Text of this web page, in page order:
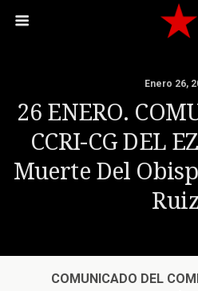
Enero 26,
26 ENERO.
CCRI-CG DEL
Muerte Del
COMUNICADO DEL